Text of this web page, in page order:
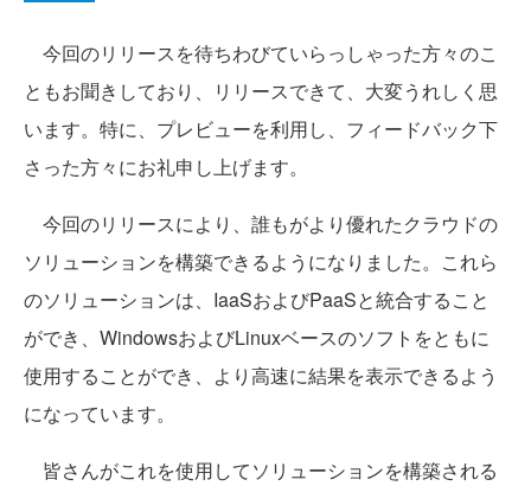
今回のリリースを待ちわびていらっしゃった方々のこ
ともお聞きしており、リリースできて、大変うれしく思
います。 特に、プレビューを利用し、フィードバック下
さった方々にお礼申し上げます。
今回のリリースにより、誰もがより優れたクラウドの
ソリューションを構築できるようになりました。 これら
のソリューションは、IaaSおよびPaaSと統合すること
ができ、WindowsおよびLinuxベースのソフトをともに
使用することができ、より高速に結果を表示できるよう
になっています。
皆さんがこれを使用してソリューションを構築される